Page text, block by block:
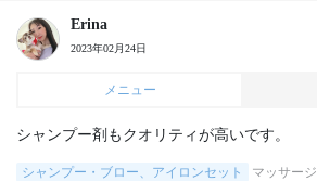
Erina
2023年02月24日
メニュー
シャンプー剤もクオリティが高いです。
シャンプー・ブロー、アイロンセット
マッサー